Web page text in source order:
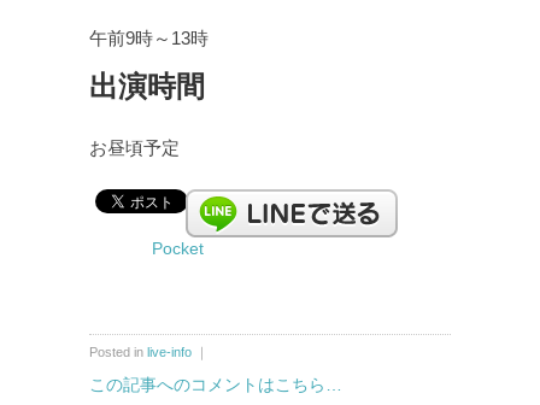
午前9時～13時
出演時間
お昼頃予定
Pocket
Posted in live-info ｜
この記事へのコメントはこちら…